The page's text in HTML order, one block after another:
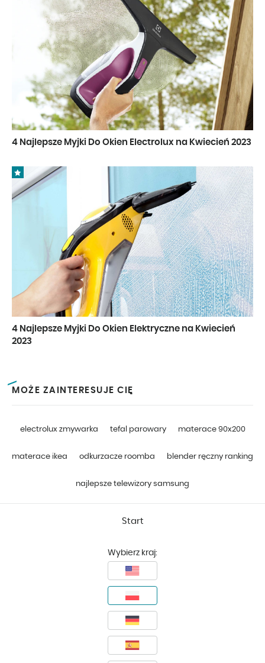
4 Najlepsze Myjki Do Okien Electrolux na Kwiecień 2023
4 Najlepsze Myjki Do Okien Elektryczne na Kwiecień
2023
MOŻE ZAINTERESUJE CIĘ
electrolux zmywarka tefal parowary materace 90x200
materace ikea odkurzacze roomba blender ręczny ranking
najlepsze telewizory samsung
Start
Wybierz kraj: